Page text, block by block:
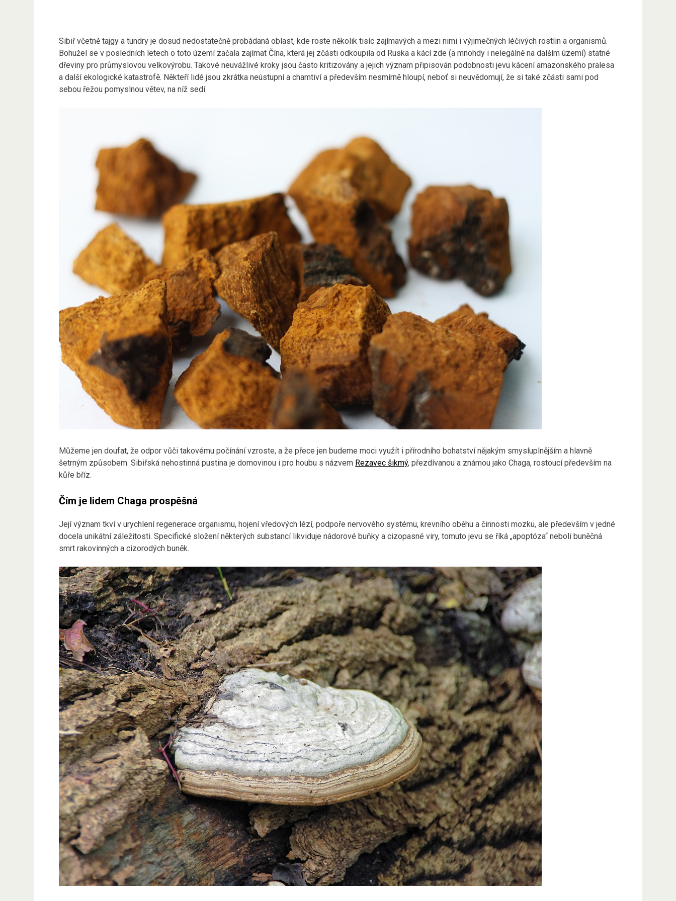
Sibiř včetně tajgy a tundry je dosud nedostatečně probádaná oblast, kde roste několik tisíc zajímavých a mezi nimi i výjimečných léčivých rostlin a organismů.
Bohužel se v posledních letech o toto území začala zajímat Čína, která jej zčásti odkoupila od Ruska a kácí zde (a mnohdy i nelegálně na dalším území) statné
dřeviny pro průmyslovou velkovýrobu. Takové neuvážlivé kroky jsou často kritizovány a jejich význam připisován podobnosti jevu kácení amazonského pralesa
a další ekologické katastrofě. Někteří lidé jsou zkrátka neústupní a chamtiví a především nesmírně hloupí, neboť si neuvědomují, že si také zčásti sami pod
sebou řežou pomyslnou větev, na níž sedí.
Můžeme jen doufat, že odpor vůči takovému počínání vzroste, a že přece jen budeme moci využít i přírodního bohatství nějakým smysluplnějším a hlavně
šetrným způsobem. Sibiřská nehostinná pustina je domovinou i pro houbu s názvem Rezavec šikmý, přezdívanou a známou jako Chaga, rostoucí především na
kůře bříz.
Čím je lidem Chaga prospěšná
Její význam tkví v urychlení regenerace organismu, hojení vředových lézí, podpoře nervového systému, krevního oběhu a činnosti mozku, ale především v jedné
docela unikátní záležitosti. Specifické složení některých substancí likviduje nádorové buňky a cizopasné viry, tomuto jevu se říká „apoptóza“ neboli buněčná
smrt rakovinných a cizorodých buněk.